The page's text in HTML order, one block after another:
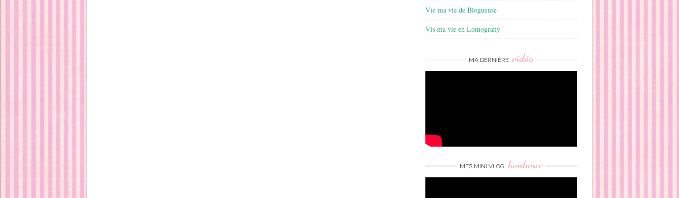
Vie ma vie de Blogueuse
Vis ma vie en Lomograhy
MA DERNIÈRE vidéo
MES MINI VLOG bonheur